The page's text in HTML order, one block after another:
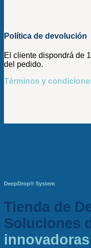
Política de devolución
El cliente dispondrá de
del pedido.
Términos y
DeepDrop® System
Tienda de
Soluciones